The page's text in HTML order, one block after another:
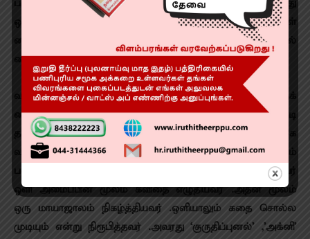
பாடலில் விளக்குகள் அணைந்து எரியும்போது அந்த அவரது
ஒளி ஜாலத்தைப் பார்த்து திரையரங்க ரசிகர்கள்
கைதட்டினார்கள். மீண்டும் பார்த்தபோது அதே காட்சியில்
கைதட்டினார்கள்.
வசனங்கள் ,நடிப்பு எல்லாவற்றையும் கடந்து ஒளிப்பதிவுக்குக்
கைத்தட்டல் பெற்றவர் இந்த ஒளிப்பதிவு மேதை.அப்படி
தனது ஒளிப்பதிவின் மூலம் சிறப்பு சேர்த்தவர் இங்கே
வந்திருக்கிறார் .இன்று இந்தியாவின் தலைசிறந்து விளங்கும்
பல ஒளிப்பதிவாளர்கள் அவர் மூலம் வந்தவர்கள். அவர்
ஒளி அமைப்பின் மூலம் கவிதை எழுதியவர் .அதன் மூலம்
ஒரு மாயாஜாலம் நிகழ்த்தியவர் .ஒளியாலும் கதை சொல்ல
முடியும் என்று நிரூபித்தவர் .அவரது ‘குருதிப்புனல்’ ,’அக்னி’